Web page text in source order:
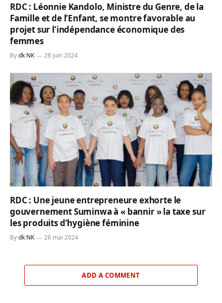
RDC : Léonnie Kandolo, Ministre du Genre, de la
Famille et de l’Enfant, se montre favorable au
projet sur l’indépendance économique des
femmes
Bydk NK 28 juin 2024
RDC : Une jeune entrepreneure exhorte le
gouvernement Suminwa à « bannir » la taxe sur
les produits d’hygiène féminine
Bydk NK 28 mai 2024
ADD A COMMENT